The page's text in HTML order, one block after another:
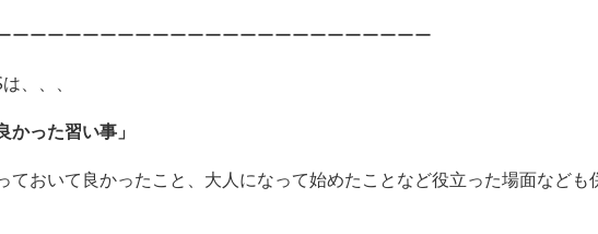
ーーーーーーーーーーーーーーーーーーーーーーーー
、、、
かった習い事 」
ておいて良かったこと、大人になって始めたことなど役立った場面など